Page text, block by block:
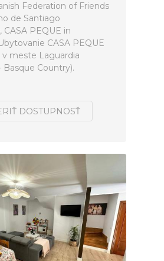
Federation of Friends
de Santiago
CASA PEQUE in
CASA PEQUE
v meste Laguardia
Basque Country).
DOSTUPNOSŤ